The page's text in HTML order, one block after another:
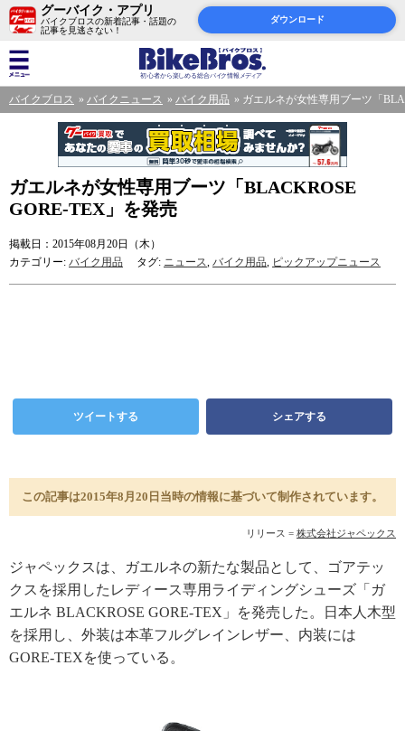
グーバイク・アプリ
バイクブロスの新着記事・話題の
記事を見逃さない！
ダウンロード
バイクブロス バイクニュース バイク用品 ガエルネが女性専用ブーツ「
ガエルネが女性専用ブーツ「BLACKROSE
GORE-TEX」を発売
掲載日：2015年08月20日（木）
カテゴリー: バイク用品 タグ: ニュース, バイク用品, ピックアップニュース
ツイートする シェアする
この記事は2015年8月20日当時の情報に基づいて制作されています。
リリース = 株式会社ジャペックス
ジャペックスは、ガエルネの新たな製品として、ゴアテッ
クスを採用したレディース専用ライディングシューズ「ガ
エルネ BLACKROSE GORE-TEX」を発売した。日本人木型
を採用し、外装は本革フルグレインレザー、内装には
GORE-TEXを使っている。